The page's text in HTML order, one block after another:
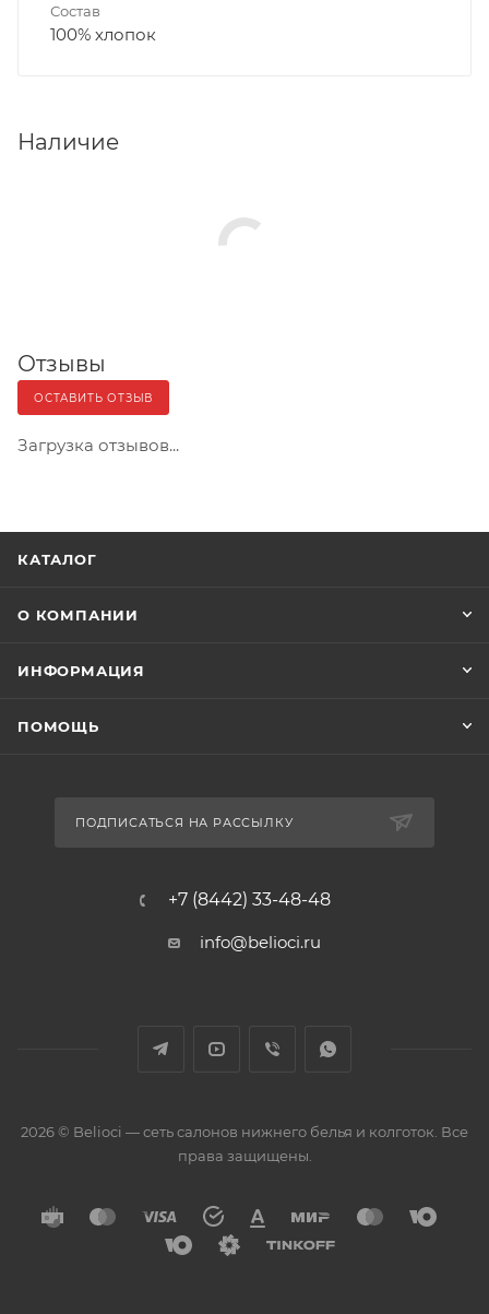
Состав
100% хлопок
Наличие
Отзывы
ОСТАВИТЬ ОТЗЫВ
Загрузка отзывов...
КАТАЛОГ
О КОМПАНИИ
ИНФОРМАЦИЯ
ПОМОЩЬ
ПОДПИСАТЬСЯ НА РАССЫЛКУ
+7 (8442) 33-48-48
info@belioci.ru
2026 © Belioci — сеть салонов нижнего белья и колготок. Все
права защищены.